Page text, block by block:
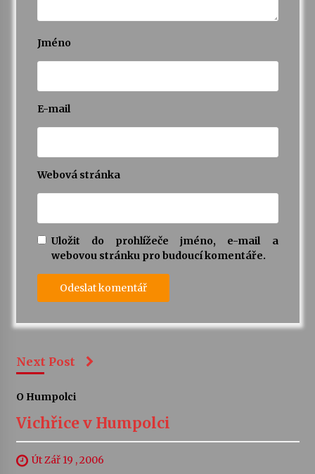
Jméno
E-mail
Webová stránka
Uložit do prohlížeče jméno, e-mail a
webovou stránku pro budoucí komentáře.
Next Post
O Humpolci
Vichřice v Humpolci
Út Zář 19 , 2006